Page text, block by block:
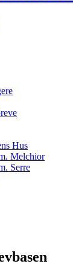
Hus
Melchior
Serre